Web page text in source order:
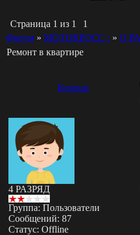
Страница 1 из 1
1
Форум » МОТОКРОСС : » О
Ремонт в квартире
Keragas
4 РАЗРЯД
Группа: Пользователи
Сообщений: 87
Статус: Offline